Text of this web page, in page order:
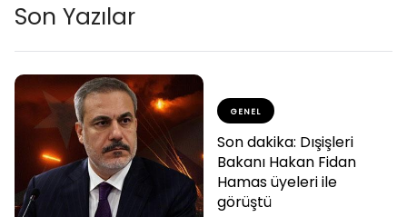
Son Yazılar
GENEL
Son dakika: Dışişleri
Bakanı Hakan Fidan
Hamas üyeleri ile
görüştü